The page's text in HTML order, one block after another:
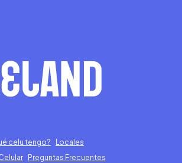
celu tengo?
Locales
Preguntas Frecuentes